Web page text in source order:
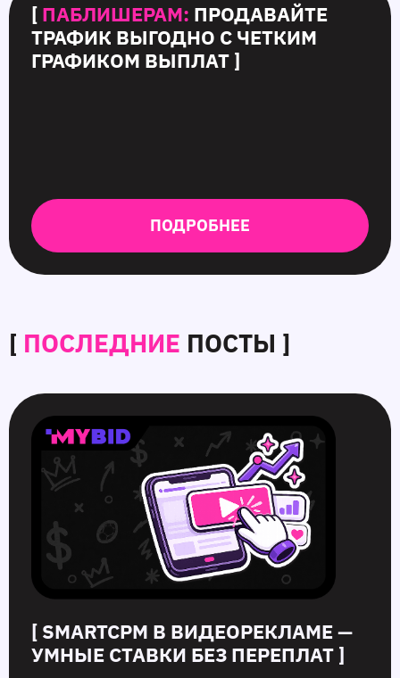
[ ПАБЛИШЕРАМ: ПРОДАВАЙТЕ
ТРАФИК ВЫГОДНО С ЧЕТКИМ
ГРАФИКОМ ВЫПЛАТ ]
ПОДРОБНЕЕ
[ ПОСЛЕДНИЕ ПОСТЫ ]
SmartCPM
в
видеорекламе
умные
ставки
CTR
в
push-
рекламе:
повысить
кликабельность
Белые
и
серые
офферы:
разница
рекламы
10
ошибок
push‑рекламы
2026
которых
избежать
[ SMARTCPM В ВИДЕОРЕКЛАМЕ —
УМНЫЕ СТАВКИ БЕЗ ПЕРЕПЛАТ ]